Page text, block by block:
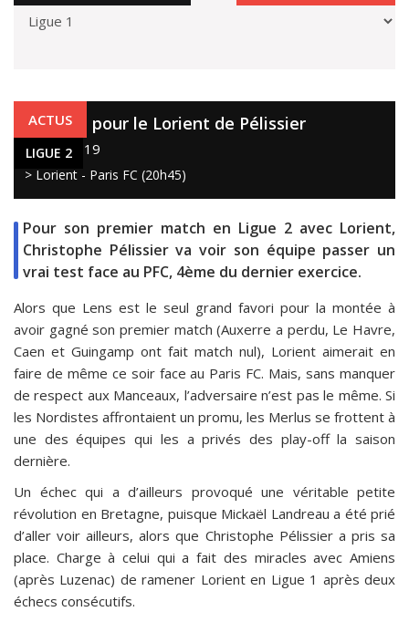
LIGUE 2
ACTUS
LIGUE 2
1er test pour le Lorient de Pélissier
29 juil. 2019
> Lorient - Paris FC (20h45)
Pour son premier match en Ligue 2 avec Lorient,
Christophe Pélissier va voir son équipe passer un
vrai test face au PFC, 4ème du dernier exercice.
Alors que Lens est le seul grand favori pour la montée à
avoir gagné son premier match (Auxerre a perdu, Le Havre,
Caen et Guingamp ont fait match nul), Lorient aimerait en
faire de même ce soir face au Paris FC. Mais, sans manquer
de respect aux Manceaux, l’adversaire n’est pas le même. Si
les Nordistes affrontaient un promu, les Merlus se frottent à
une des équipes qui les a privés des play-off la saison
dernière.
Un échec qui a d’ailleurs provoqué une véritable petite
révolution en Bretagne, puisque Mickaël Landreau a été prié
d’aller voir ailleurs, alors que Christophe Pélissier a pris sa
place. Charge à celui qui a fait des miracles avec Amiens
(après Luzenac) de ramener Lorient en Ligue 1 après deux
échecs consécutifs.